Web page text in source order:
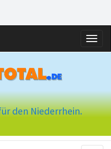
den Niederrhein.